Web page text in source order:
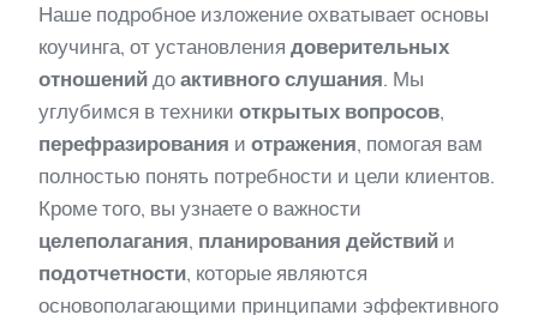
Наше подробное изложение охватывает основы
коучинга, от установления доверительных
отношений до активного слушания. Мы
углубимся в техники открытых вопросов,
перефразирования и отражения, помогая вам
полностью понять потребности и цели клиентов.
Кроме того, вы узнаете о важности
целеполагания, планирования действий и
подотчетности, которые являются
основополагающими принципами эффективного